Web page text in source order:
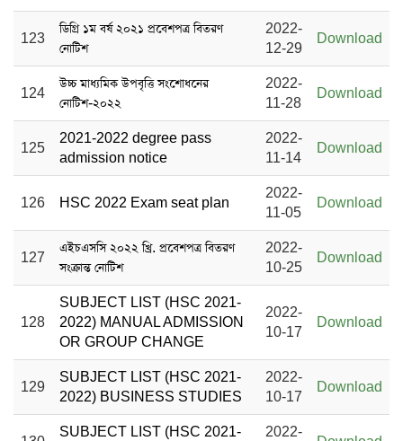
123
ডিগ্রি ১ম বর্ষ ২০২১ প্রবেশপত্র বিতরণ
নোটিশ
2022-
12-29
Download
124
উচ্চ মাধ্যমিক উপবৃত্তি সংশোধনের
নোটিশ-২০২২
2022-
11-28
Download
125
2021-2022 degree pass
admission notice
2022-
11-14
Download
126 HSC 2022 Exam seat plan
2022-
11-05
Download
127
এইচএসসি ২০২২ খ্রি. প্রবেশপত্র বিতরণ
সংক্রান্ত নোটিশ
2022-
10-25
Download
128
SUBJECT LIST (HSC 2021-
2022) MANUAL ADMISSION
OR GROUP CHANGE
2022-
10-17
Download
129
SUBJECT LIST (HSC 2021-
2022) BUSINESS STUDIES
2022-
10-17
Download
SUBJECT LIST (HSC 2021-
2022-